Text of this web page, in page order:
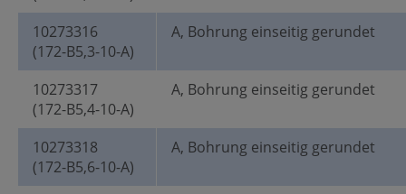
10273316
(172-B5,3-10-A)
A, Bohrung einseitig gerundet
10273317
(172-B5,4-10-A)
A, Bohrung einseitig gerundet
10273318
(172-B5,6-10-A)
A, Bohrung einseitig gerundet